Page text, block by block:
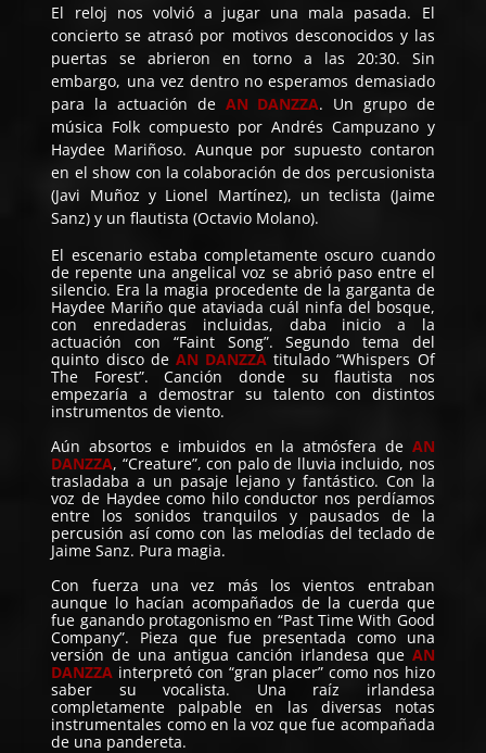
El reloj nos volvió a jugar una mala pasada. El
concierto se atrasó por motivos desconocidos y las
puertas se abrieron en torno a las 20:30. Sin
embargo, una vez dentro no esperamos demasiado
para la actuación de AN DANZZA. Un grupo de
música Folk compuesto por Andrés Campuzano y
Haydee Mariñoso. Aunque por supuesto contaron
en el show con la colaboración de dos percusionista
(Javi Muñoz y Lionel Martínez), un teclista (Jaime
Sanz) y un flautista (Octavio Molano).
El escenario estaba completamente oscuro cuando
de repente una angelical voz se abrió paso entre el
silencio. Era la magia procedente de la garganta de
Haydee Mariño que ataviada cuál ninfa del bosque,
con enredaderas incluidas, daba inicio a la
actuación con “Faint Song”. Segundo tema del
quinto disco de AN DANZZA titulado “Whispers Of
The Forest”. Canción donde su flautista nos
empezaría a demostrar su talento con distintos
instrumentos de viento.
Aún absortos e imbuidos en la atmósfera de AN
DANZZA, “Creature”, con palo de lluvia incluido, nos
trasladaba a un pasaje lejano y fantástico. Con la
voz de Haydee como hilo conductor nos perdíamos
entre los sonidos tranquilos y pausados de la
percusión así como con las melodías del teclado de
Jaime Sanz. Pura magia.
Con fuerza una vez más los vientos entraban
aunque lo hacían acompañados de la cuerda que
fue ganando protagonismo en “Past Time With Good
Company”. Pieza que fue presentada como una
versión de una antigua canción irlandesa que AN
DANZZA interpretó con “gran placer” como nos hizo
saber su vocalista. Una raíz irlandesa
completamente palpable en las diversas notas
instrumentales como en la voz que fue acompañada
de una pandereta.